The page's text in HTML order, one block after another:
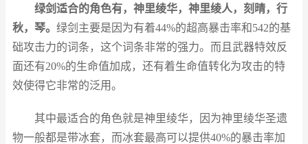
绿剑适合的角色有，神里绫华，神里绫人，刻晴，行
秋，琴。 绿剑主要是因为有着44%的超高暴击率和542的基
础攻击力的词条，这个词条非常的强力。而且武器特效反
面还有20%的生命值加成，还有着生命值转化为攻击的特
效使得它非常的泛用。
其中最适合的角色就是神里绫华，因为神里绫华圣遗
物一般都是带冰套，而冰套最高可以提供40%的暴击率加